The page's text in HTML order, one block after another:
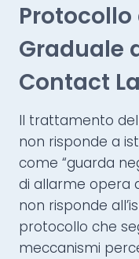
Graduale
Contact
Il trattamento
non risponde a
come “guarda
di allarme opera
non risponde
protocollo che
meccanismi